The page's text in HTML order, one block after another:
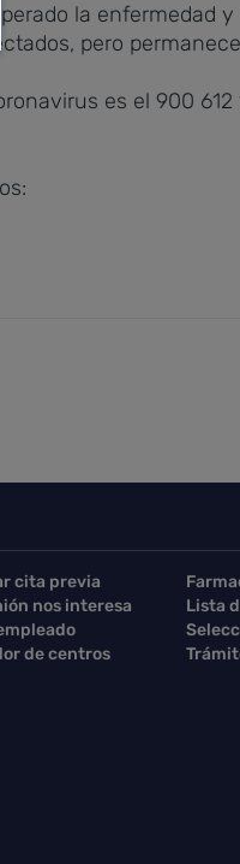
la enfermedad
pero
es el 900 612
cita previa
nos interesa
Lista
de centros